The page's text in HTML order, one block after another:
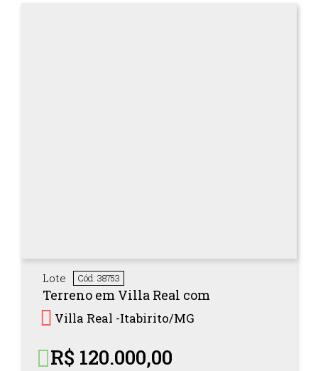
Lote Cód: 38753
Terreno em Villa Real com
Villa Real -Itabirito/MG
R$ 120.000,00